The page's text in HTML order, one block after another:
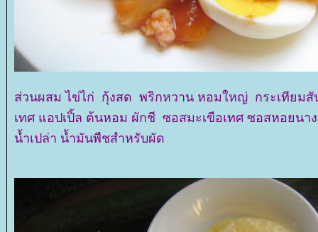
ส่วนผสม ไข่ไก่ กุ้งสด พริกหวาน หอมใหญ่ กระเทียมสั
เทศ แอปเปิ้ล ต้นหอม ผักชี ซอสมะเขือเทศ ซอสหอยนา
น้ำเปล่า น้ำมันพืชสำหรับผัด